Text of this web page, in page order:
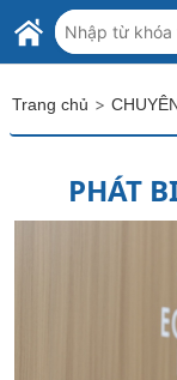
Skip to Main
BỘ NGOẠI
MINISTRY OF
Trang chủ >
PHÁT